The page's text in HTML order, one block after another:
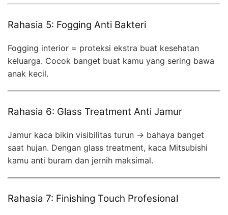
Rahasia 5: Fogging Anti Bakteri
Fogging interior = proteksi ekstra buat kesehatan
keluarga. Cocok banget buat kamu yang sering bawa
anak kecil.
Rahasia 6: Glass Treatment Anti Jamur
Jamur kaca bikin visibilitas turun → bahaya banget
saat hujan. Dengan glass treatment, kaca Mitsubishi
kamu anti buram dan jernih maksimal.
Rahasia 7: Finishing Touch Profesional